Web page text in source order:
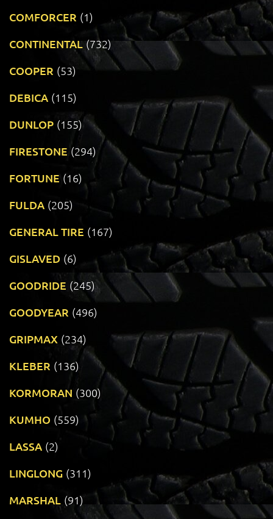
COMFORCER (1)
CONTINENTAL (732)
COOPER (53)
DEBICA (115)
DUNLOP (155)
FIRESTONE (294)
FORTUNE (16)
FULDA (205)
GENERAL TIRE (167)
GISLAVED (6)
GOODRIDE (245)
GOODYEAR (496)
GRIPMAX (234)
KLEBER (136)
KORMORAN (300)
KUMHO (559)
LASSA (2)
LINGLONG (311)
MARSHAL (91)